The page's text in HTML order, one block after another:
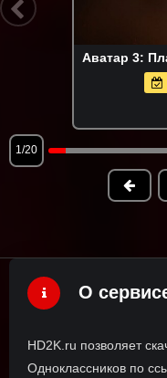
Аватар 3:
1/20
О
HD2K.ru позволяет
Одноклассников по